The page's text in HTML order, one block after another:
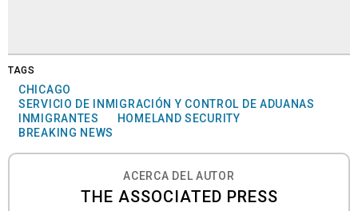
TAGS
CHICAGO
SERVICIO DE INMIGRACIÓN Y CONTROL DE ADUANAS
INMIGRANTES
HOMELAND SECURITY
BREAKING NEWS
ACERCA DEL AUTOR
THE ASSOCIATED PRESS